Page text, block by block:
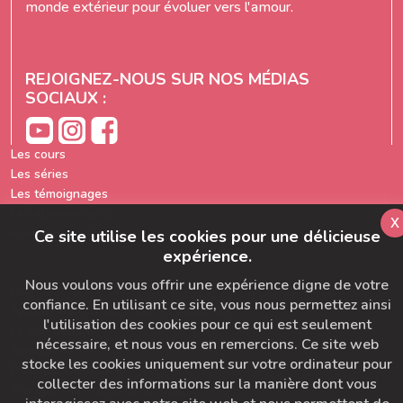
monde extérieur pour évoluer vers l'amour.
REJOIGNEZ-NOUS SUR NOS MÉDIAS
SOCIAUX :
Les cours
Les séries
Les témoignages
Formation prof de yoga
FAQ
Ajoutez-nous à votre carnet d'adresse
Le bon départ
SymbioBoard
Politique BaseCamp
A propos du Studio Diva Yoga
Ce site utilise les cookies pour une délicieuse
expérience.
Nous voulons vous offrir une expérience digne de votre
confiance. En utilisant ce site, vous nous permettez ainsi
l'utilisation des cookies pour ce qui est seulement
nécessaire, et nous vous en remercions. Ce site web
stocke les cookies uniquement sur votre ordinateur pour
collecter des informations sur la manière dont vous
x